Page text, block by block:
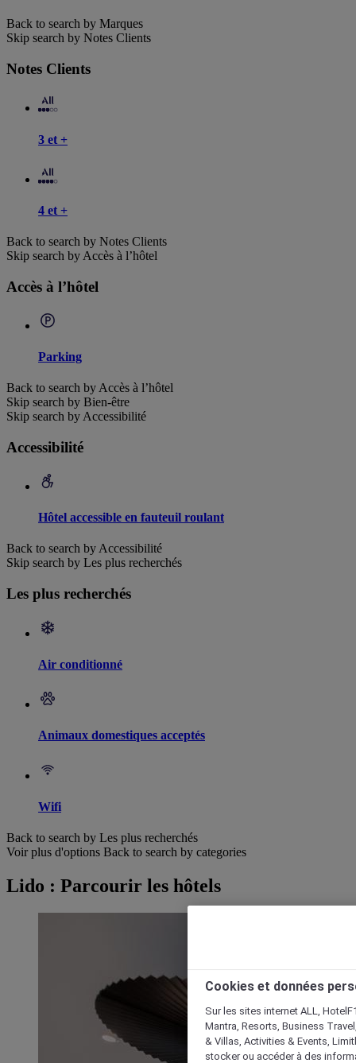
Back to search by Marques
Skip search by Notes Clients
Notes Clients
3 et +
4 et +
Back to search by Notes Clients
Skip search by Accès à l’hôtel
Accès à l’hôtel
Parking
Back to search by Accès à l’hôtel
Skip search by Bien-être
Skip search by Accessibilité
Accessibilité
Hôtel accessible en fauteuil roulant
Back to search by Accessibilité
Skip search by Les plus recherchés
Les plus recherchés
Air conditionné
Animaux domestiques acceptés
Wifi
Back to search by Les plus recherchés
Voir plus d'options Back to search by categories
Lido : Parcourir les hôtels
Cookies et données
Sur les sites internet ALL,
Mantra, Resorts, Business
& Villas, Activities & Events,
stocker ou accéder à des